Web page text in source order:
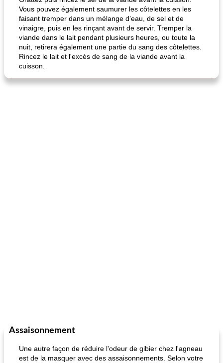
Vous pouvez également saumurer les côtelettes en les
faisant tremper dans un mélange d’eau, de sel et de
vinaigre, puis en les rinçant avant de servir. Tremper la
viande dans le lait pendant plusieurs heures, ou toute la
nuit, retirera également une partie du sang des côtelettes.
Rincez le lait et l'excès de sang de la viande avant la
cuisson.
Assaisonnement
Une autre façon de réduire l'odeur de gibier chez l'agneau
est de la masquer avec des assaisonnements. Selon votre